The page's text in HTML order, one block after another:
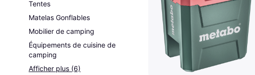
Tentes
Matelas Gonflables
Mobilier de camping
Équipements de cuisine de
camping
Afficher plus (6)